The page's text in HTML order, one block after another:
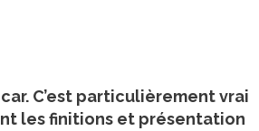
C’est particulièrement vrai
les finitions et présentation